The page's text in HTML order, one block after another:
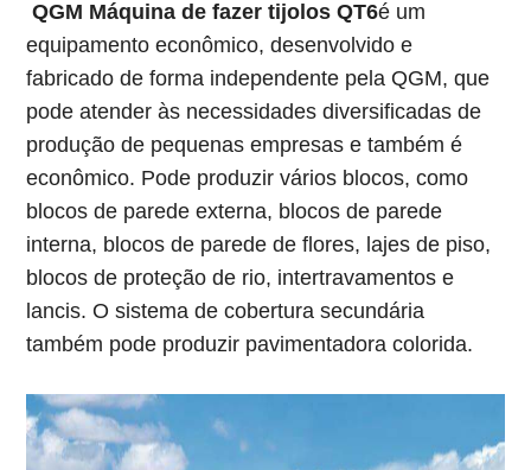
QGM Máquina de fazer tijolos QT6é um
equipamento econômico, desenvolvido e
fabricado de forma independente pela QGM, que
pode atender às necessidades diversificadas de
produção de pequenas empresas e também é
econômico. Pode produzir vários blocos, como
blocos de parede externa, blocos de parede
interna, blocos de parede de flores, lajes de piso,
blocos de proteção de rio, intertravamentos e
lancis. O sistema de cobertura secundária
também pode produzir pavimentadora colorida.